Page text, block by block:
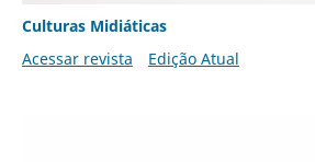
Culturas Midiáticas
Acessar revista
Edição Atual